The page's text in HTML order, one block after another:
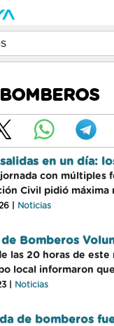
en un día:
jornada con múltiples
Civil pidió máxima
| Noticias
de Bomberos
las 20 horas de
local informaron
| Noticias
de bomberos